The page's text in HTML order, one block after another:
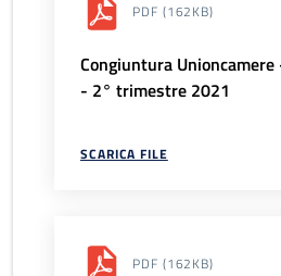
PDF (162KB)
Congiuntura
- 2° trimestre 2021
SCARICA FILE
PDF (162KB)